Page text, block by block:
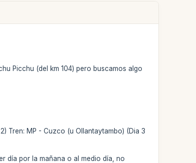
Picchu (del km 104) pero buscamos algo
Tren: MP - Cuzco (u Ollantaytambo) (Dia 3
día por la mañana o al medio día, no